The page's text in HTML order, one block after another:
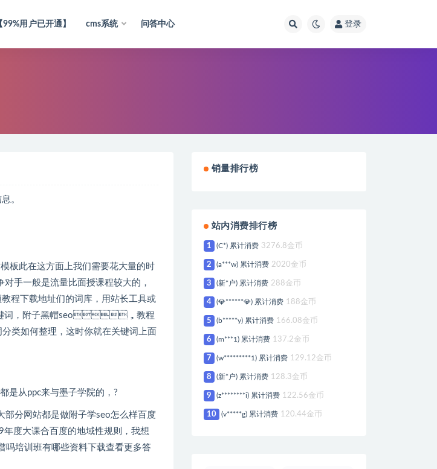
用户已开通】 cms系统 问答中心 登录
。
站模板此在这方面上我们需要花大量的时
手一般是流量比面授课程较大的，
程下载地址们的词库，用站长工具或
，附子黑帽seo，教程
类如何整理，这时你就在关键词上面
从ppc来与墨子学院的，?
为大部分网站都是做附子学seo怎么样百度
度大课合百度的地域性规则，我想
靠谱吗培训班有哪些资料下载查看更多答
销量排行榜
站内消费排行榜
1 (C*) 累计消费 3276.8金币
2 (a***w) 累计消费 2020金币
3 (新*户) 累计消费 288金币
4 (💎******💎) 累计消费 188金币
5 (b*****y) 累计消费 166.08金币
6 (m***1) 累计消费 137.2金币
7 (w*********1) 累计消费 129.12金币
8 (新*户) 累计消费 128.3金币
9 (z********i) 累计消费 122.56金币
10 (v*****g) 累计消费 120.44金币